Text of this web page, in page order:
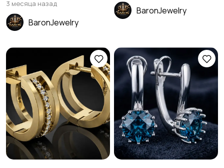
3 месяца назад
BaronJewelry
BaronJewelry